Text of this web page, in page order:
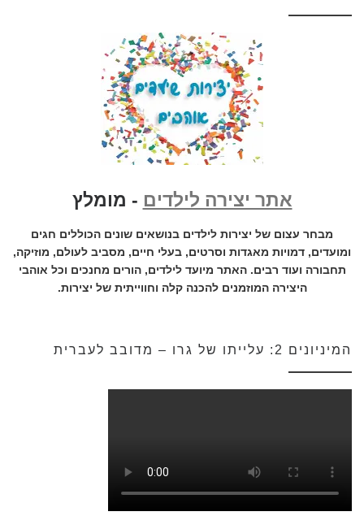
אתר יצירה לילדים - מומלץ
מבחר עצום של יצירות לילדים בנושאים שונים הכוללים חגים
ומועדים, דמויות מאגדות וסרטים, בעלי חיים, מסביב לעולם, מוזיקה,
תחבורה ועוד רבים. האתר מיועד לילדים, הורים מחנכים וכל אוהבי
היצירה המוזמנים להכנה קלה וחווייתית של יצירות.
המיניונים 2: עלייתו של גרו – מדובב לעברית